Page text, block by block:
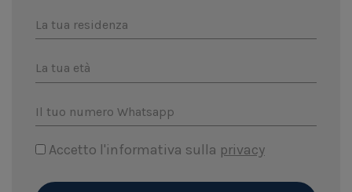
La tua residenza
La tua età
Il tuo numero Whatsapp
Accetto l'informativa sulla privacy